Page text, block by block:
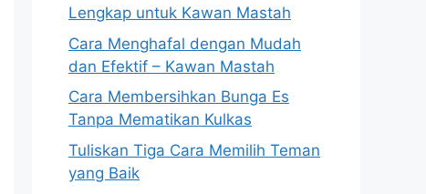
Lengkap untuk Kawan Mastah
Cara Menghafal dengan Mudah
dan Efektif – Kawan Mastah
Cara Membersihkan Bunga Es
Tanpa Mematikan Kulkas
Tuliskan Tiga Cara Memilih Teman
yang Baik